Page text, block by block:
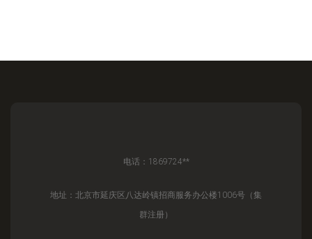
电话：1869724**
地址：北京市延庆区八达岭镇招商服务办公楼1006号（集
群注册）